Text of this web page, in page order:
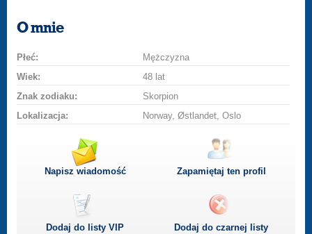
O mnie
Płeć:
Mężczyzna
Wiek:
48 lat
Znak zodiaku:
Skorpion
Lokalizacja:
Norway, Østlandet, Oslo
Napisz wiadomość Zapamiętaj ten profil
Dodaj do listyVIP Dodaj do czarnej listy